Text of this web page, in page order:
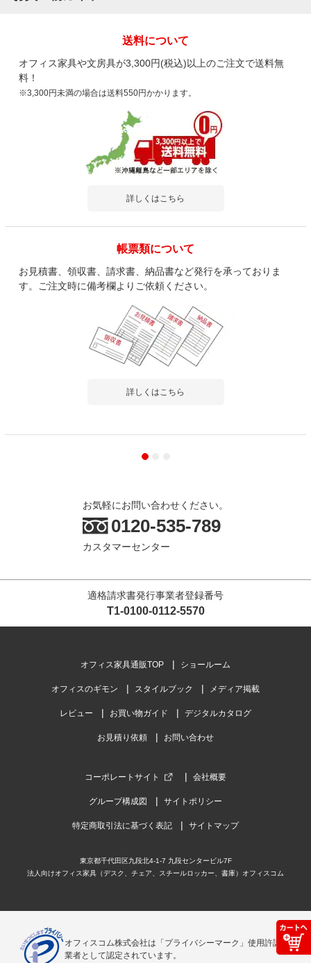
送料について
オフィス家具や文房具が3,300円(税込)以上のご注文で送料無
料！
※3,300円未満の場合は送料550円かかります。
詳しくはこちら
帳票類について
お見積書、領収書、請求書、納品書など発行を承っておりま
す。ご注文時に備考欄よりご依頼ください。
詳しくはこちら
お気軽にお問い合わせください。
0120-535-789
カスタマーセンター
適格請求書発行事業者登録番号
T1-0100-0112-5570
オフィス家具通販TOP ショールーム
オフィスのギモン スタイルブック メディア掲載
レビュー お買い物ガイド デジタルカタログ
お見積り依頼 お問い合わせ
コーポレートサイト 会社概要
グループ構成図 サイトポリシー
特定商取引法に基づく表記 サイトマップ
東京都千代田区九段北4-1-7 九段センタービル7F
法人向けオフィス家具（デスク、チェア、スチールロッカー、書庫）オフィスコム
オフィスコム株式会社は「プライバシーマーク」使用許諾事
業者として認定されています。